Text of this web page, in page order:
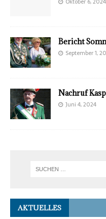
Bericht
September 1,
Nachruf
Juni 4, 2024
AKTUELLES